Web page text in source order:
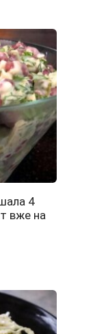
4
вже на